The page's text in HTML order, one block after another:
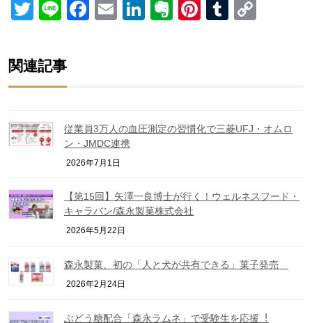
Twitter
LineFacebook
EmailLinkedIn
Evernote
Pinterest
Tumblr
関連記事
従業員3万人の血圧測定の習慣化で三菱UFJ・オムロ
ン・JMDC連携
2026年7月1日
【第15回】矢澤一良博士が行く！ウェルネスフード・
キャラバン/森永製菓株式会社
2026年5月22日
森永製菓、初の「人と犬が共有できる」菓子発売
2026年2月24日
ぶどう糖配合「森永ラムネ」で受験生を応援︕